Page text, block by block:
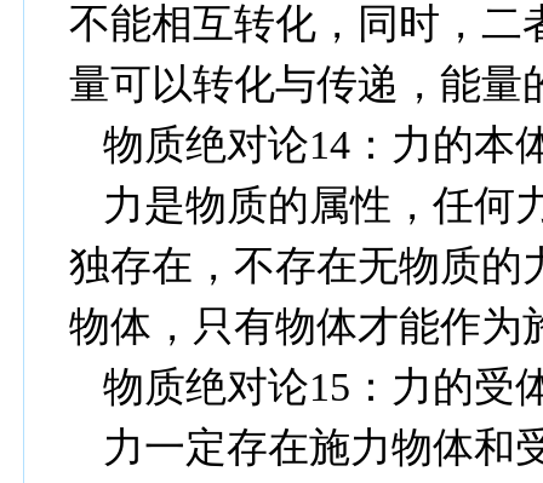
不能相互转化，同时，二
量可以转化与传递，能量
物质绝对论14 ：力的本
力是物质的属性，任何
独存在，不存在无物质的
物体，只有物体才能作为
物质绝对论15 ：力的受
力一定存在施力物体和